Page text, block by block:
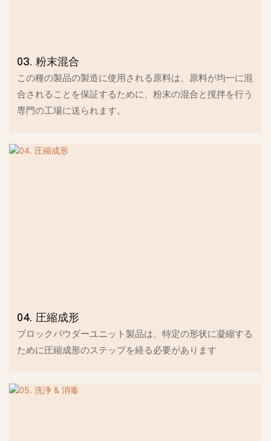
03. 粉末混合
この種の製品の製造に使用される原料は、原料が均一に混
合されることを保証するために、粉末の混合と撹拌を行う
専門の工場に送られます。
04. 圧縮成形
ブロックパウダーユニット製品は、特定の形状に凝縮する
ために圧縮成形のステップを経る必要があります